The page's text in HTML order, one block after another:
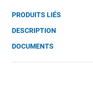
gallery
PRODUITS LIÉS
DESCRIPTION
DOCUMENTS